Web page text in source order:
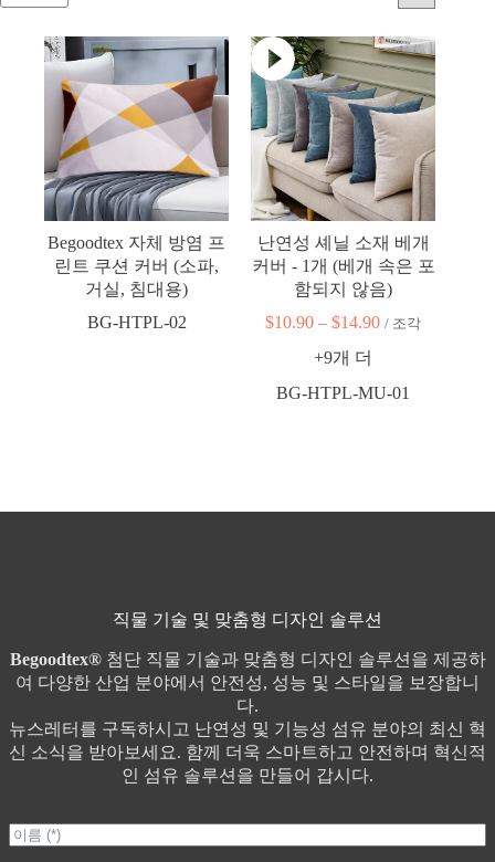
Begoodtex 자체 방염 프
린트 쿠션 커버 (소파,
거실, 침대용)
BG-HTPL-02
난연성 셰닐 소재 베개
커버 - 1개 (베개 속은 포
함되지 않음)
$10.90 – $14.90가
10.90
/ 조각
+9개 더
BG-HTPL-MU-01
직물 기술 및 맞춤형 디자인 솔루션
Begoodtex®첨단 직물 기술과 맞춤형 디자인 솔루션을 제공하
여 다양한 산업 분야에서 안전성, 성능 및 스타일을 보장합니
다.
뉴스레터를 구독하시고 난연성 및 기능성 섬유 분야의 최신 혁
신 소식을 받아보세요. 함께 더욱 스마트하고 안전하며 혁신적
인 섬유 솔루션을 만들어 갑시다.